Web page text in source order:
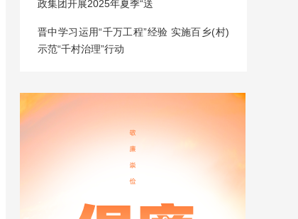
政集团开展2025年夏季“送
晋中学习运用“千万工程”经验 实施百乡(村)
示范“千村治理”行动